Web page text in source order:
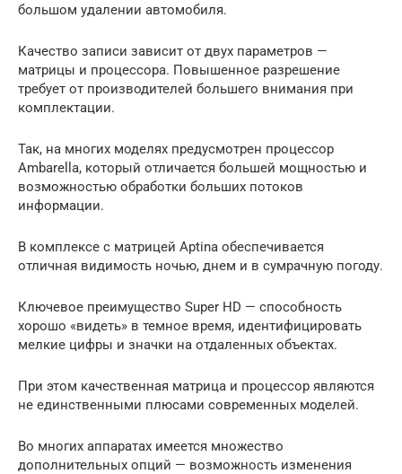
большом удалении автомобиля.
Качество записи зависит от двух параметров —
матрицы и процессора. Повышенное разрешение
требует от производителей большего внимания при
комплектации.
Так, на многих моделях предусмотрен процессор
Ambarella, который отличается большей мощностью и
возможностью обработки больших потоков
информации.
В комплексе с матрицей Aptina обеспечивается
отличная видимость ночью, днем и в сумрачную погоду.
Ключевое преимущество Super HD — способность
хорошо «видеть» в темное время, идентифицировать
мелкие цифры и значки на отдаленных объектах.
При этом качественная матрица и процессор являются
не единственными плюсами современных моделей.
Во многих аппаратах имеется множество
дополнительных опций — возможность изменения